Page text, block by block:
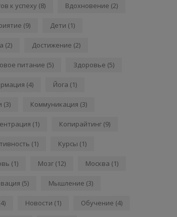
к успеху (8) Вдохновение (2)
(9) Дети (1)
(2) Достижение (2)
питание (5) Здоровье (5)
(4) Йога (1)
(3) Коммуникация (3)
(1) Копирайтинг (9)
(1) Курсы (1)
(1) Мозг (12) Москва (1)
(5) Мышление (3)
Новости (1) Обучение (4)